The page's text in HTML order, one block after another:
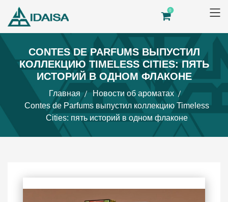
0
CONTES DE PARFUMS ВЫПУСТИЛ
КОЛЛЕКЦИЮ TIMELESS CITIES: ПЯТЬ
ИСТОРИЙ В ОДНОМ ФЛАКОНЕ
Главная
Новости об ароматах
Contes de Parfums выпустил коллекцию Timeless
Cities: пять историй в одном флаконе